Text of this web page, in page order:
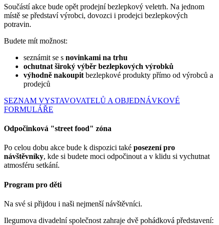
Součástí akce bude opět prodejní bezlepkový veletrh. Na jednom
místě se představí výrobci, dovozci i prodejci bezlepkových
potravin.
Budete mít možnost:
seznámit se s novinkami na trhu
ochutnat široký výběr bezlepkových výrobků
výhodně nakoupit bezlepkové produkty přímo od výrobců a
prodejců
SEZNAM VYSTAVOVATELŮ A OBJEDNÁVKOVÉ
FORMULÁŘE
Odpočinková "street food" zóna
Po celou dobu akce bude k dispozici také posezení pro
návštěvníky, kde si budete moci odpočinout a v klidu si vychutnat
atmosféru setkání.
Program pro děti
Na své si přijdou i naši nejmenší návštěvníci.
Ilegumova divadelní společnost zahraje dvě pohádková představení: